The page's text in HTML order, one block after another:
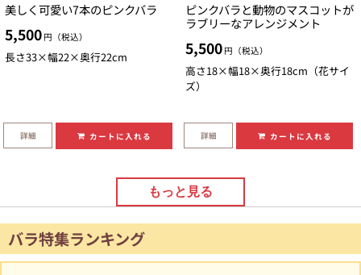
美しく可愛い7本のピンクバラ
5,500 円（税込）
長さ33×幅22×奥行22cm
詳細 カートに入れる
ピンクバラと動物のマスコットが
ラブリーなアレンジメント
5,500 円（税込）
高さ18×幅18×奥行18cm（花サイ
ズ）
詳細 カートに入れる
もっと見る
バラ特集ランキング